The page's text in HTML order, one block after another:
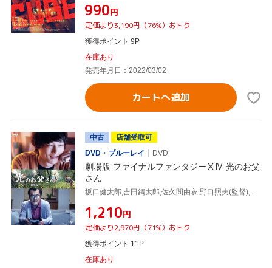
¥990円
定価より3,190円（76%）おトク
獲得ポイント 9P
在庫あり
発売年月日：2022/03/02
カートへ追加
中古
店舗受取可
DVD・ブルーレイ
DVD
劇場版 ファイナルファンタジーⅩⅣ 光のお父
さん
坂口健太郎,吉田鋼太郎,佐久間由衣,野口照夫(監督),山本清史(監督(エオルゼアパート)),マイディー(原作),スクウェア・エニックス(原作、製作)
¥1,210円
定価より2,970円（71%）おトク
獲得ポイント 11P
在庫あり